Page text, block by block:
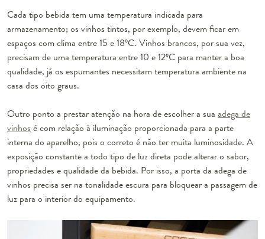
Cada tipo bebida tem uma temperatura indicada para
armazenamento; os vinhos tintos, por exemplo, devem ficar em
espaços com clima entre 15 e 18ºC. Vinhos brancos, por sua vez,
precisam de uma temperatura entre 10 e 12ºC para manter a boa
qualidade, já os espumantes necessitam temperatura ambiente na
casa dos oito graus.
Outro ponto a prestar atenção na hora de escolher a sua adega de
vinhos é com relação à iluminação proporcionada para a parte
interna do aparelho, pois o correto é não ter muita luminosidade. A
exposição constante a todo tipo de luz direta pode alterar o sabor,
propriedades e qualidade da bebida. Por isso, a porta da adega de
vinhos precisa ser na tonalidade escura para bloquear a passagem de
luz para o interior do equipamento.